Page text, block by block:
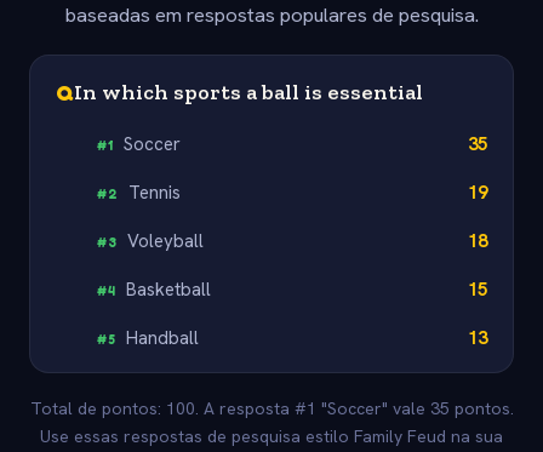
baseadas em respostas populares de pesquisa.
QIn which sports a ball is essential
#1 Soccer 35
#2 Tennis 19
#3 Voleyball 18
#4 Basketball 15
#5 Handball 13
Total de pontos: 100. A resposta #1 "Soccer" vale 35 pontos.
Use essas respostas de pesquisa estilo Family Feud na sua